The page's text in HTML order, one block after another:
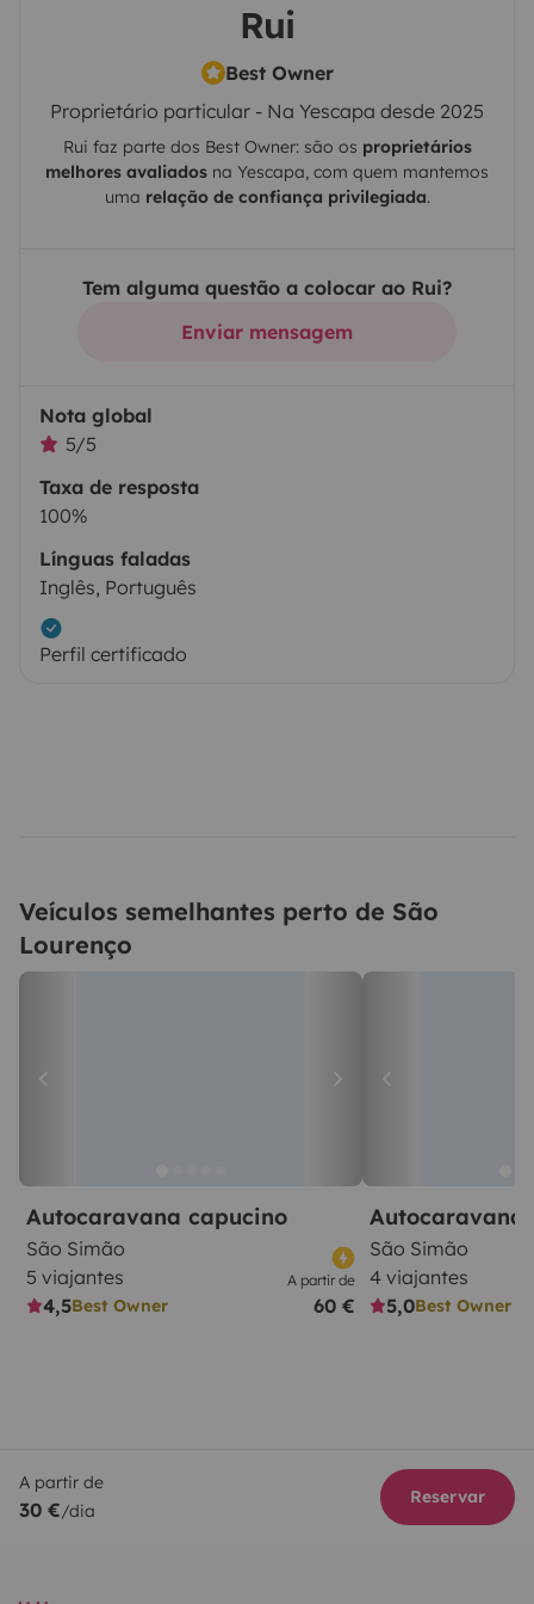
Rui
Best Owner
Proprietário particular - Na Yescapa desde 2025
Rui faz parte dos Best Owner: são os proprietários
melhores avaliados na Yescapa, com quem mantemos
uma relação de confiança privilegiada.
Tem alguma questão a colocar ao Rui?
Enviar mensagem
Nota global
5/5
Taxa de resposta
100%
Línguas faladas
Inglês, Português
Perfil certificado
Veículos semelhantes perto de São
Lourenço
Autocaravana capucino
São Simão
5 viajantes
4,5Best Owner
A partir de
60 €
Autocaravana
São Simão
4 viajantes
5,0Best Owner
A partir de
30 €/dia
Reservar